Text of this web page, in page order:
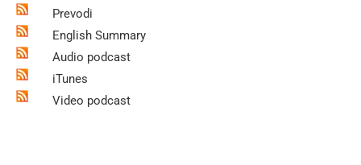
Prevodi
English Summary
Audio podcast
iTunes
Video podcast